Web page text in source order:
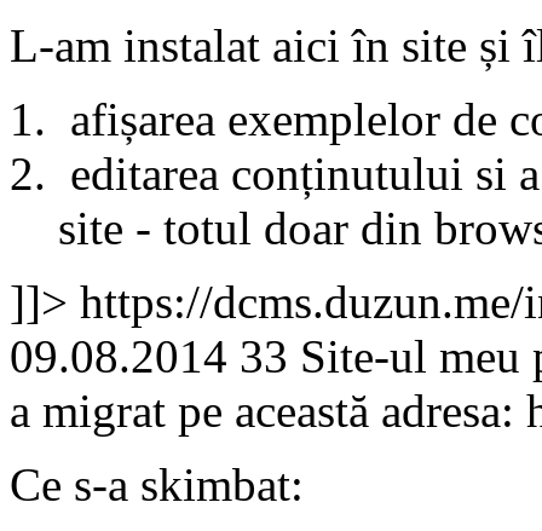
L-am instalat aici în site și
afișarea exemplelor de
editarea conținutului si
site - totul doar din
]]> https://
09.08.2014 33 Site-ul meu
a migrat pe această
Ce s-a skimbat: